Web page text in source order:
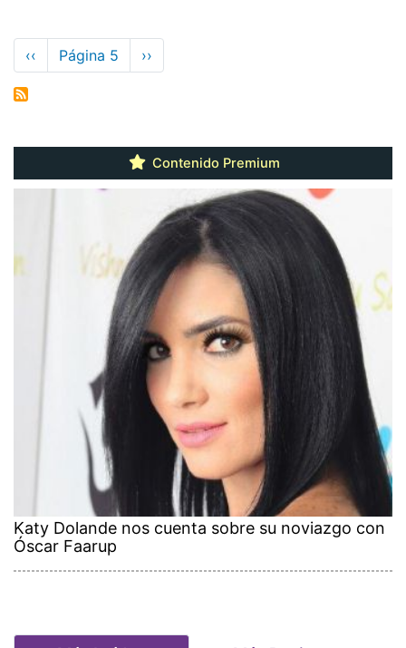
Paginación
Página
anterior
‹‹ Página 5
Siguiente
página
››
Contenido Premium
Katy Dolande nos cuenta sobre su noviazgo con
Óscar Faarup